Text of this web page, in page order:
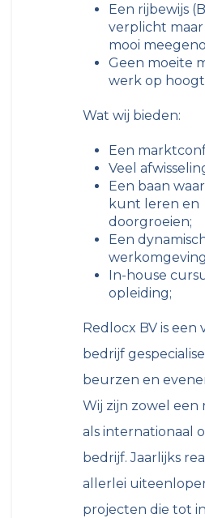
Een rijbewijs
verplicht maar
mooi
Geen moeite
werk op
Wat wij bieden:
Een
Veel
Een baan
kunt leren en
doorgroeien;
Een
In-house
opleiding;
Redlocx BV is een
bedrijf
beurzen en
Wij zijn zowel een
als internationaal
bedrijf. Jaarlijks
allerlei
projecten die tot